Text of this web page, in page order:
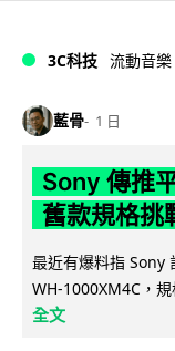
3C科技 流動音樂
藍骨 1 日
Sony 傳推
舊款規格挑
最近有爆料指 Sony
WH-1000XM4C，
全文